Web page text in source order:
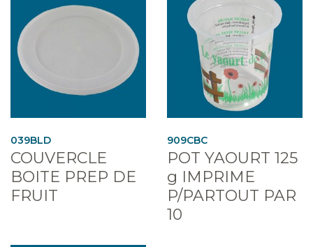
039BLD
COUVERCLE
BOITE PREP DE
FRUIT
909CBC
POT YAOURT 125
g IMPRIME
P/PARTOUT PAR
10